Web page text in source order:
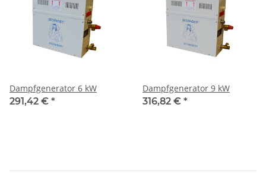
Dampfgenerator 6 kW
291,42 € *
Dampfgenerator 9 kW
316,82 € *